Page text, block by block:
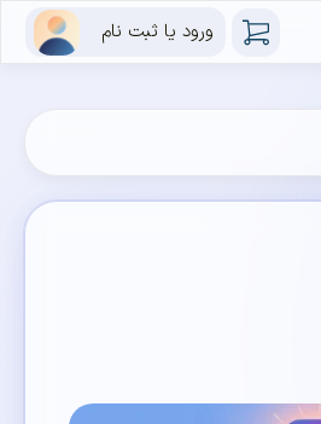
ورود یا ثبت نام